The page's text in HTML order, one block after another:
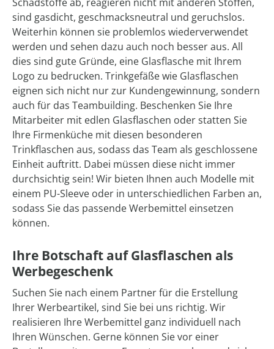
sind gasdicht, geschmacksneutral und geruchslos.
Weiterhin können sie problemlos wiederverwendet
werden und sehen dazu auch noch besser aus. All
dies sind gute Gründe, eine Glasflasche mit Ihrem
Logo zu bedrucken. Trinkgefäße wie Glasflaschen
eignen sich nicht nur zur Kundengewinnung, sondern
auch für das Teambuilding. Beschenken Sie Ihre
Mitarbeiter mit edlen Glasflaschen oder statten Sie
Ihre Firmenküche mit diesen besonderen
Trinkflaschen aus, sodass das Team als geschlossene
Einheit auftritt. Dabei müssen diese nicht immer
durchsichtig sein! Wir bieten Ihnen auch Modelle mit
einem PU-Sleeve oder in unterschiedlichen Farben an,
sodass Sie das passende Werbemittel einsetzen
können.
Ihre Botschaft auf Glasflaschen als
Werbegeschenk
Suchen Sie nach einem Partner für die Erstellung
Ihrer Werbeartikel, sind Sie bei uns richtig. Wir
realisieren Ihre Werbemittel ganz individuell nach
Ihren Wünschen. Gerne können Sie vor einer